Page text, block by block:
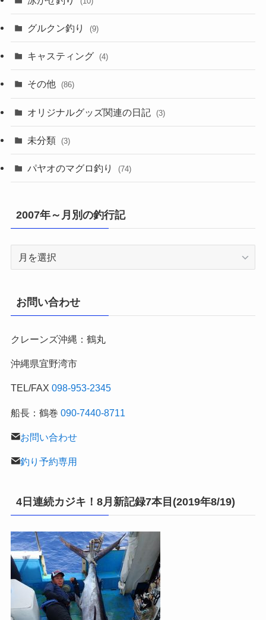
グルクン釣り (9)
キャスティング (4)
その他 (86)
オリジナルグッズ関連の日記 (3)
未分類 (3)
パヤオのマグロ釣り (74)
2007年～月別の釣行記
2007
月
別
釣
記
お問い合わせ
クレーンズ沖縄：鶴丸
沖縄県宜野湾市
TEL/FAX 098-953-2345
船長：鶴巻 090-7440-8711
お問い合わせ
釣り予約専用
4日連続カジキ！8月新記録7本目(2019年8/19)